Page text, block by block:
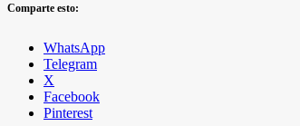
Comparte esto:
WhatsApp
Telegram
X
Facebook
Pinterest